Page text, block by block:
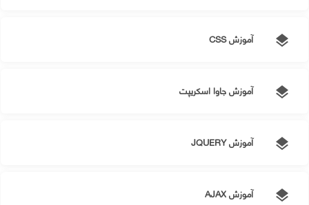
layers آموزش CSS
layers آموزش جاوا اسکریپت
layers آموزش JQUERY
layers آموزش AJAX